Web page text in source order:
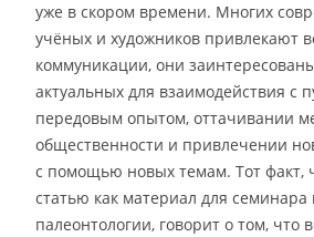
уже в скором времени. Многих
учёных и художников привлекают
коммуникации, они
актуальных для взаимодействия с
передовым опытом, оттачивании
общественности и привлечении
с помощью новых темам. Тот факт,
статью как материал для
палеонтологии, говорит о том, что